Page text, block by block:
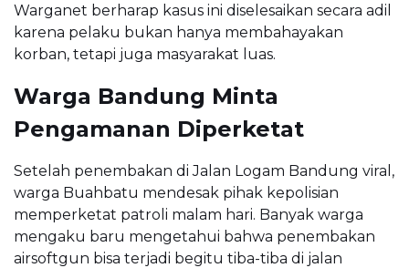
Warganet berharap kasus ini diselesaikan secara adil
karena pelaku bukan hanya membahayakan
korban, tetapi juga masyarakat luas.
Warga Bandung Minta
Pengamanan Diperketat
Setelah penembakan di Jalan Logam Bandung viral,
warga Buahbatu mendesak pihak kepolisian
memperketat patroli malam hari. Banyak warga
mengaku baru mengetahui bahwa penembakan
airsoftgun bisa terjadi begitu tiba-tiba di jalan